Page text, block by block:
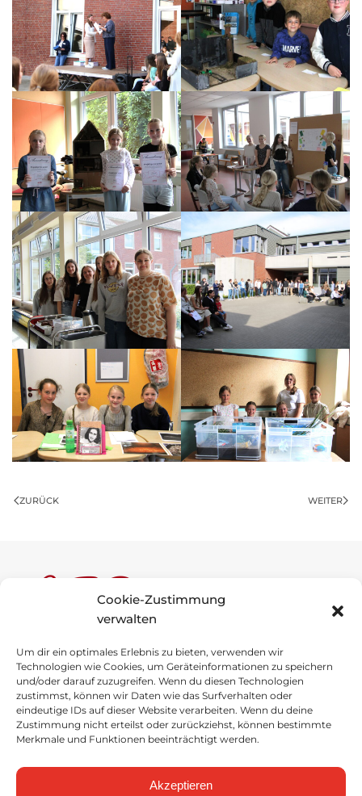
Cookie-Zustimmung
verwalten
Um dir ein optimales Erlebnis zu bieten, verwenden wir
Technologien wie Cookies, um Geräteinformationen zu speichern
und/oder darauf zuzugreifen. Wenn du diesen Technologien
zustimmst, können wir Daten wie das Surfverhalten oder
eindeutige IDs auf dieser Website verarbeiten. Wenn du deine
Zustimmung nicht erteilst oder zurückziehst, können bestimmte
Merkmale und Funktionen beeinträchtigt werden.
Akzeptieren
ZURÜCK WEITER
Anne-Frank-Schule
Schulstraße 1
49696 Molbergen
Fax